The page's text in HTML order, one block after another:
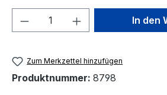
Produkt Anzahl: GibIn den
Zum Merkzettel hinzufügen
Produktnummer: 8798